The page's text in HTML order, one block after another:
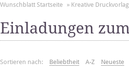
Wunschblatt Startseite » Kreative
Einladungen
Sortieren nach: Beliebtheit A-Z Neueste